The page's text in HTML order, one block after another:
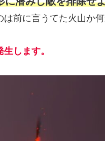
前に言うてた火山か何
します。